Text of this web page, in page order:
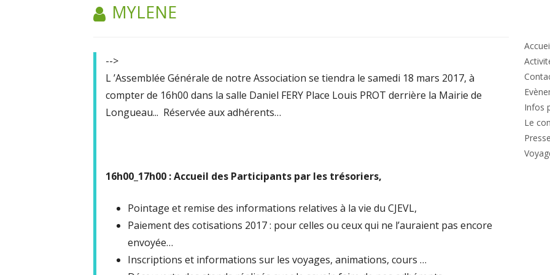
AUTEUR :
MYLENE
-->
L ’Assemblée Générale de notre Association se tiendra le samedi 18 mars 2017, à
compter de 16h00 dans la salle Daniel FERY Place Louis PROT derrière la Mairie de
Longueau... Réservée aux adhérents…
16h00_17h00 : Accueil des Participants par les trésoriers,
Pointage et remise des informations relatives à la vie du CJEVL,
Paiement des cotisations 2017 : pour celles ou ceux qui ne l’auraient pas encore
envoyée…
Inscriptions et informations sur les voyages, animations, cours …
Infos
Le
Presse